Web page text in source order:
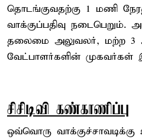
தொடங்குவதற்கு 1 மணி
வாக்குப்பதிவு நடைபெறும்.
தலைமை அலுவலர், மற்ற 3
வேட்பாளர்களின் முகவர்கள்
சிசிடிவி கண்காணிப்பு
ஒவ்வொரு